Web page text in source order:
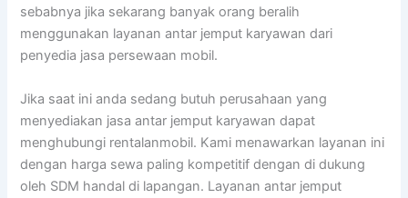
sebabnya jika sekarang banyak orang beralih
menggunakan layanan antar jemput karyawan dari
penyedia jasa persewaan mobil.
Jika saat ini anda sedang butuh perusahaan yang
menyediakan jasa antar jemput karyawan dapat
menghubungi rentalanmobil. Kami menawarkan layanan ini
dengan harga sewa paling kompetitif dengan di dukung
oleh SDM handal di lapangan. Layanan antar jemput